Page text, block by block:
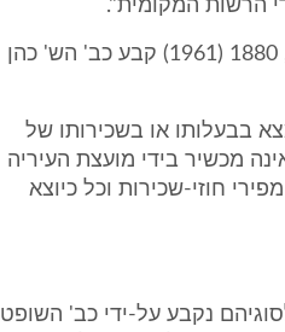
הרשות המקומית".
ובבג"צ 115/61 יקירי נ' עירית רמת גן, פ"ד טו 1877, 1880 (1961) קבע כב' הש' כהן
בבעלותו או בשכירותו של
מכשיר בידי מועצת העיריה
חוזי-שכירות וכל כיוצא
נקבע על-ידי כב' השופט